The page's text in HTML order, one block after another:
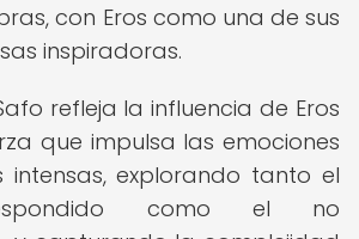
con Eros como una de sus
inspiradoras.
refleja la influencia de Eros
que impulsa las emociones
intensas, explorando tanto el
como el no